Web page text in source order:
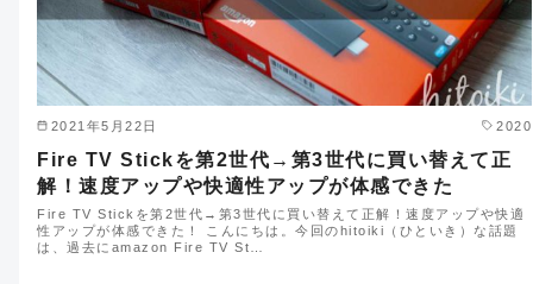
2021年5月22日 2020
Fire TV Stickを第2世代→第3世代に買い替えて正
解！速度アップや快適性アップが体感できた
Fire TV Stickを第2世代→第3世代に買い替えて正解！速度アップや快適
性アップが体感できた！ こんにちは。今回のhitoiki（ひといき）な話題
は、過去にamazon Fire TV St…